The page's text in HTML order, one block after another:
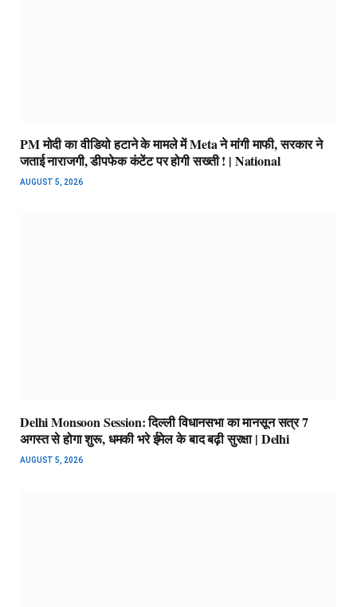
PM मोदी का वीडियो हटाने के मामले में Meta ने मांगी माफी, सरकार ने
जताई नाराजगी, डीपफेक कंटेंट पर होगी सख्ती ! | National
AUGUST 5, 2026
Delhi Monsoon Session: दिल्ली विधानसभा का मानसून सत्र 7
अगस्त से होगा शुरू, धमकी भरे ईमेल के बाद बढ़ी सुरक्षा | Delhi
AUGUST 5, 2026